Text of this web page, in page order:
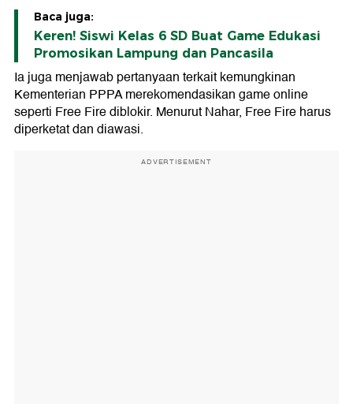
Baca juga:
Keren! Siswi Kelas 6 SD Buat Game Edukasi
Promosikan Lampung dan Pancasila
Ia juga menjawab pertanyaan terkait kemungkinan
Kementerian PPPA merekomendasikan game online
seperti Free Fire diblokir. Menurut Nahar, Free Fire harus
diperketat dan diawasi.
ADVERTISEMENT